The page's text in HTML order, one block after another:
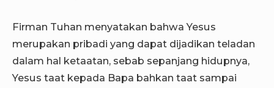
Firman Tuhan menyatakan bahwa Yesus
merupakan pribadi yang dapat dijadikan teladan
dalam hal ketaatan, sebab sepanjang hidupnya,
Yesus taat kepada Bapa bahkan taat sampai